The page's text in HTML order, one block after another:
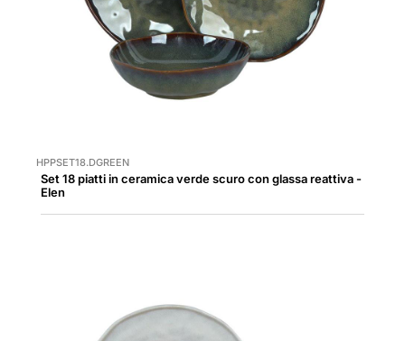
HPPSET18.DGREEN
Set 18 piatti in ceramica verde scuro con glassa reattiva -
Elen